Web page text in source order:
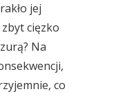
jej
cięzko
Na
co